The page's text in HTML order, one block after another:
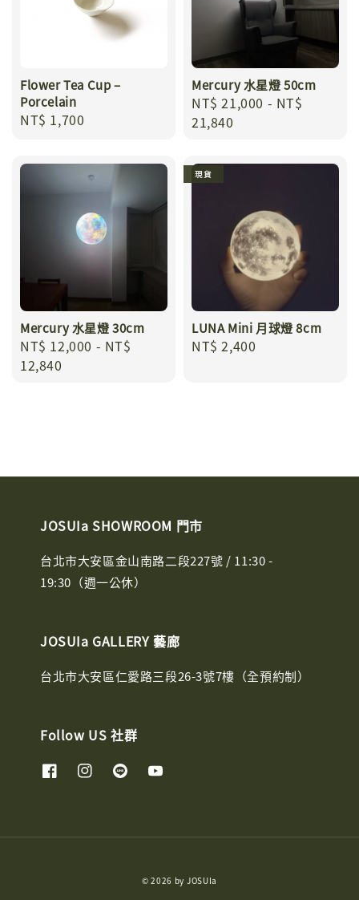
Flower Tea Cup –
Porcelain
Regular
NT$ 1,700
Mercury 水星燈 50cm
Regular
price
NT$ 21,000 - NT$
21,840
Mercury 水星燈 30cm
Regular
price
NT$ 12,000 - NT$
12,840
現貨
LUNA Mini 月球燈 8cm
Regular
NT$ 2,400
JOSUIa SHOWROOM 門市
台北市大安區金山南路二段227號 / 11:30 -
19:30（週一公休）
JOSUIa GALLERY 藝廊
台北市大安區仁愛路三段26-3號7樓（全預約制）
Follow US 社群
© 2026 by JOSUIa